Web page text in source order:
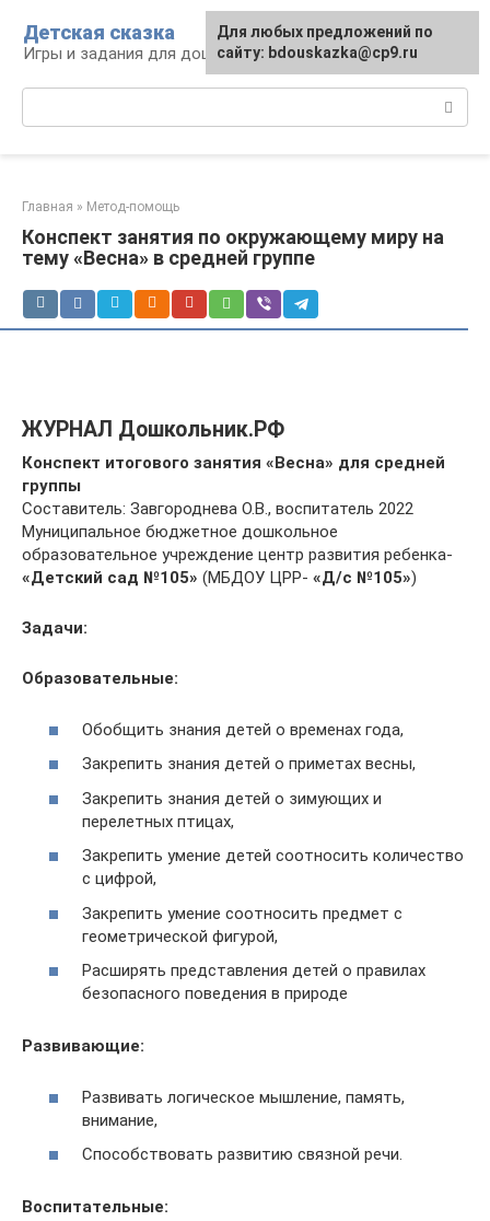
контенту
Детская сказка
Игры и задания для дошкольников
Главная » Метод-помощь
Конспект занятия по окружающему миру на
тему «Весна» в средней группе
ЖУРНАЛ Дошкольник.РФ
Конспект итогового занятия «Весна» для средней
группы
Составитель: Завгороднева О.В., воспитатель 2022
Муниципальное бюджетное дошкольное
образовательное учреждение центр развития ребенка-
«Детский сад №105» (МБДОУ ЦРР- «Д/с №105»)
Задачи:
Образовательные:
Обобщить знания детей о временах года,
Закрепить знания детей о приметах весны,
Закрепить знания детей о зимующих и
перелетных птицах,
Закрепить умение детей соотносить количество
с цифрой,
Закрепить умение соотносить предмет с
геометрической фигурой,
Расширять представления детей о правилах
безопасного поведения в природе
Развивающие:
Развивать логическое мышление, память,
внимание,
Способствовать развитию связной речи.
Воспитательные:
Для любых предложений по
сайту: bdouskazka@cp9.ru